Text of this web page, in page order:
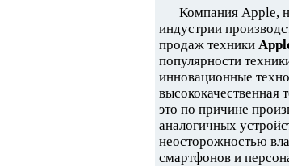
Компания Apple,
индустрии
продаж техники
популярности
инновационные
высококачественная
это по причине
аналогичных
неосторожностью
смартфонов и